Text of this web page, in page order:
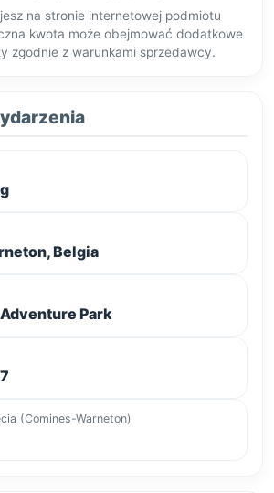
na stronie internetowej podmiotu
kwota może obejmować dodatkowe
zgodnie z warunkami sprzedawcy.
Belgia
Park
(Comines-Warneton)